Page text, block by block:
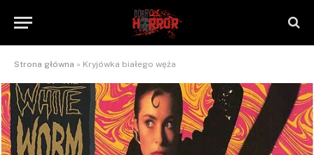
Strona główna » Kryjówka białego węża